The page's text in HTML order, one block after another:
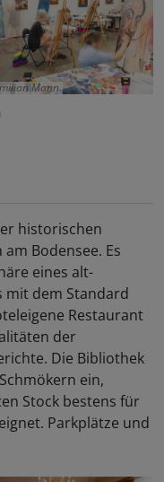
Mann
historischen
Bodensee. Es
eines alt-
mit dem Standard
Restaurant
der
Die Bibliothek
ein,
Stock bestens für
Parkplätze und